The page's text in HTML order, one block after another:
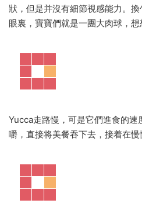
狀，但是并沒有細節視感能力。
眼裏，寶寶們就是一團大肉球，
Yucca走路慢，可是它們進食的速
嚼，直接将美餐吞下去，接着在慢